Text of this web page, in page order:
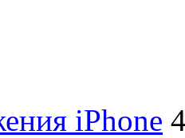
iPhone